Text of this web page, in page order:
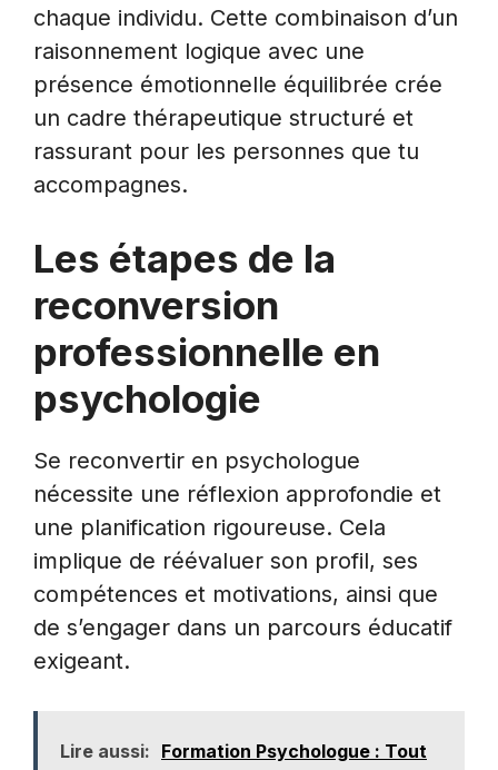
chaque individu. Cette combinaison d’un
raisonnement logique avec une
présence émotionnelle équilibrée crée
un cadre thérapeutique structuré et
rassurant pour les personnes que tu
accompagnes.
Les étapes de la
reconversion
professionnelle en
psychologie
Se reconvertir en psychologue
nécessite une réflexion approfondie et
une planification rigoureuse. Cela
implique de réévaluer son profil, ses
compétences et motivations, ainsi que
de s’engager dans un parcours éducatif
exigeant.
Lire aussi: Formation Psychologue : Tout